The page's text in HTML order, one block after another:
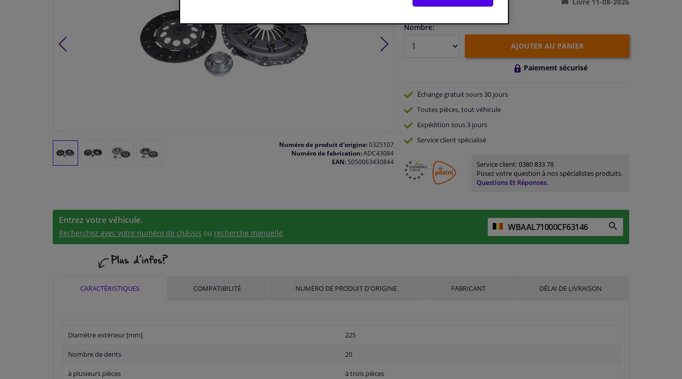
Numéro de produit d'origine:0325107
Numéro de fabrication:ADC43084
EAN:5050063430844
En stock
Nombre:
AJOUTER AU PANIER
Paiement sécurisé
Échange gratuitsours 30 jours
Toutes pièces, tout véhicule
Expédition sous 3 jours
Serviceclient spécialisé
Service client:0380 833 78
Posez votre question à nos spécialistes produits.
Questions Et Réponses.
Entrez votre véhicule.
Recherchez avec votre numéro de châssis ou recherche manuelle.
CARACTÉRISTIQUES COMPATIBILITÉ NUMÉRO DE PRODUIT D'ORIGINE FABRICANT DÉLAI DE LIVRAISON
Diamètre extérieur [mm] 225
Nombre de dents 20
à plusieurs pièces à trois pièces